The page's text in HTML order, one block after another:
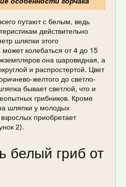
путают с белым, ведь
действительно
шляпки этого
колебаться от 4 до 15
она шаровидная, а
и распростертой. Цвет
желтого до светло-
бывает светлой, что и
грибников. Кроме
шляпки у молодых
приобретает
2).
белый гриб от